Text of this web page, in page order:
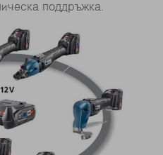
поддръжка.